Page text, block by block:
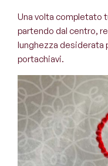
Una volta completato
partendo dal centro,
lunghezza desiderata
portachiavi.